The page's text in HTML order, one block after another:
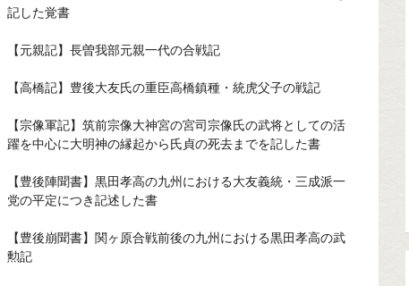
記した覚書
【元親記】長曽我部元親一代の合戦記
【高橋記】豊後大友氏の重臣高橋鎮種・統虎父子の戦記
【宗像軍記】筑前宗像大神宮の宮司宗像氏の武将としての活
躍を中心に大明神の縁起から氏貞の死去までを記した書
【豊後陣聞書】黒田孝高の九州における大友義統・三成派一
党の平定につき記述した書
【豊後崩聞書】関ヶ原合戦前後の九州における黒田孝高の武
勲記